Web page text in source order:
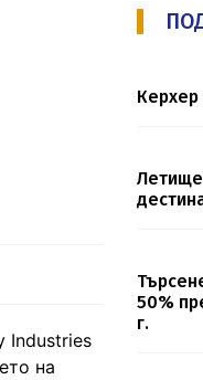
Industries
на
Летище
50%
г.